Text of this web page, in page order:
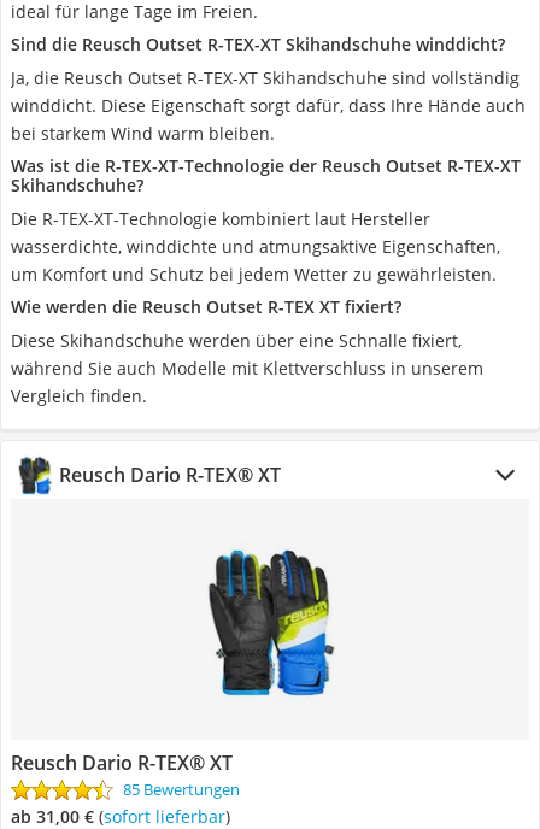
ideal für lange Tage im Freien.
Sind die Reusch Outset R-TEX-XT Skihandschuhe winddicht?
Ja, die Reusch Outset R-TEX-XT Skihandschuhe sind vollständig
winddicht. Diese Eigenschaft sorgt dafür, dass Ihre Hände auch
bei starkem Wind warm bleiben.
Was ist die R-TEX-XT-Technologie der Reusch Outset R-TEX-XT
Skihandschuhe?
Die R-TEX-XT-Technologie kombiniert laut Hersteller
wasserdichte, winddichte und atmungsaktive Eigenschaften,
um Komfort und Schutz bei jedem Wetter zu gewährleisten.
Wie werden die Reusch Outset R-TEX XT fixiert?
Diese Skihandschuhe werden über eine Schnalle fixiert,
während Sie auch Modelle mit Klettverschluss in unserem
Vergleich finden.
Reusch Dario R-TEX® XT
Reusch Dario R-TEX® XT
85 Bewertungen
ab 31,00 € ( Sofort lieferbar)